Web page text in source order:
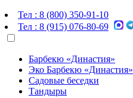
Тел : 8 (800) 350-91-10
Тел : 8 (915) 076-80-69
Барбекю «Династия»
Эко Барбекю «Династия»
Садовые беседки
Тандыры